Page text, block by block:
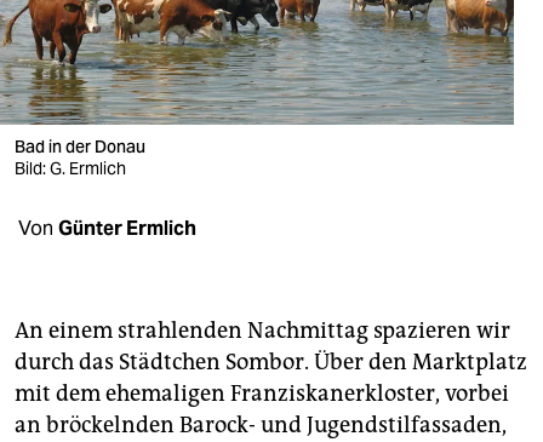
wahrheit
verlag
verlag
shop
unterstützen
abo
genossenschaft
Bad in der Donau
Bild: G. Ermlich
Von Günter Ermlich
An einem strahlenden Nachmittag spazieren wir
durch das Städtchen Sombor. Über den Marktplatz
mit dem ehemaligen Franziskanerkloster, vorbei
an bröckelnden Barock- und Jugendstilfassaden,